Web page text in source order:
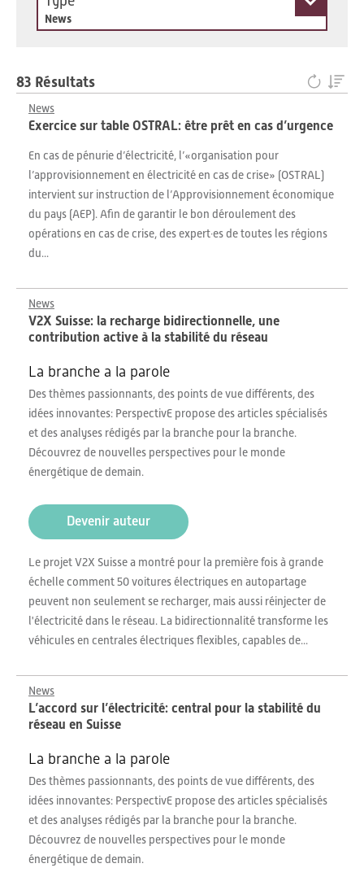
News
83 Résultats
News
Exercice sur table OSTRAL: être prêt en cas d’urgence
En cas de pénurie d’électricité, l’«organisation pour
l’approvisionnement en électricité en cas de crise» (OSTRAL)
intervient sur instruction de l’Approvisionnement économique
du pays (AEP). Afin de garantir le bon déroulement des
opérations en cas de crise, des expert·es de toutes les régions
du...
News
V2X Suisse: la recharge bidirectionnelle, une
contribution active à la stabilité du réseau
La branche a la parole
Des thèmes passionnants, des points de vue différents, des
idées innovantes: PerspectivE propose des articles spécialisés
et des analyses rédigés par la branche pour la branche.
Découvrez de nouvelles perspectives pour le monde
énergétique de demain.
Devenir auteur
Le projet V2X Suisse a montré pour la première fois à grande
échelle comment 50 voitures électriques en autopartage
peuvent non seulement se recharger, mais aussi réinjecter de
l'électricité dans le réseau. La bidirectionnalité transforme les
véhicules en centrales électriques flexibles, capables de...
News
L’accord sur l’électricité: central pour la stabilité du
réseau en Suisse
La branche a la parole
Des thèmes passionnants, des points de vue différents, des
idées innovantes: PerspectivE propose des articles spécialisés
et des analyses rédigés par la branche pour la branche.
Découvrez de nouvelles perspectives pour le monde
énergétique de demain.